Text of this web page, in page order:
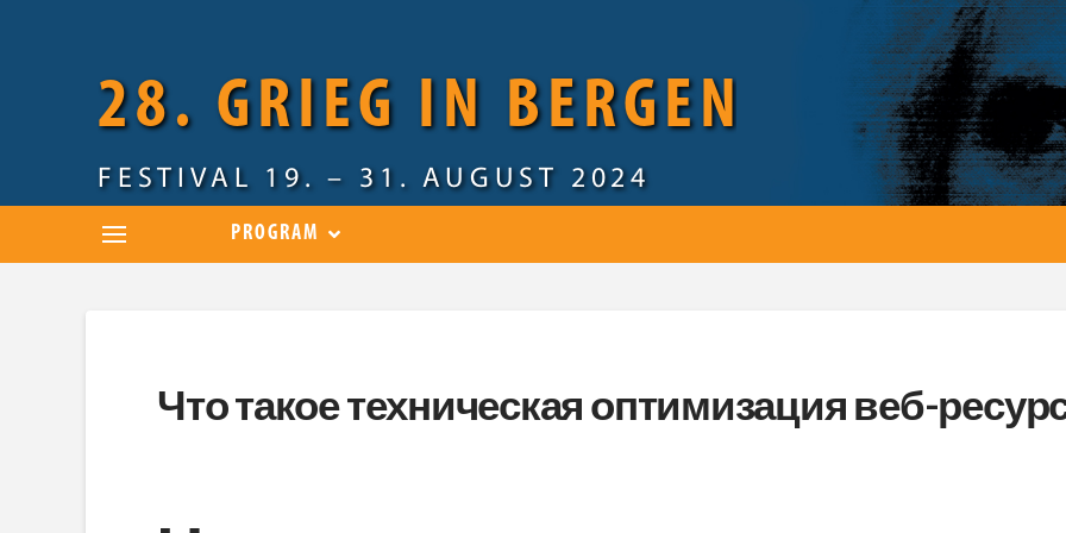
28. GRIEG IN BERGEN
FESTIVAL 19. – 31. AUGUST 2024
PROGRAM
Что такое техническая оптимизация веб-